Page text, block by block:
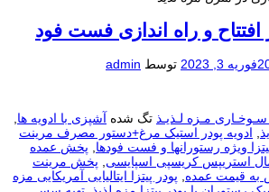
و راه اندازی فست فود
فوریه 3, 2023 توسط admin
مـزه لـذیـذ تگ شده آشپزی با ادویه ها,
, ادویه پودر استیک مرغ+دستور مصرف مرینت
ویژه رستورانها و فست فودها, پخش عمده
استريپس کریسپی اسپایسی, پخش مرینت
به قیمت عمده, پودر پیتزا ایتالیایی آمریکایی مزه